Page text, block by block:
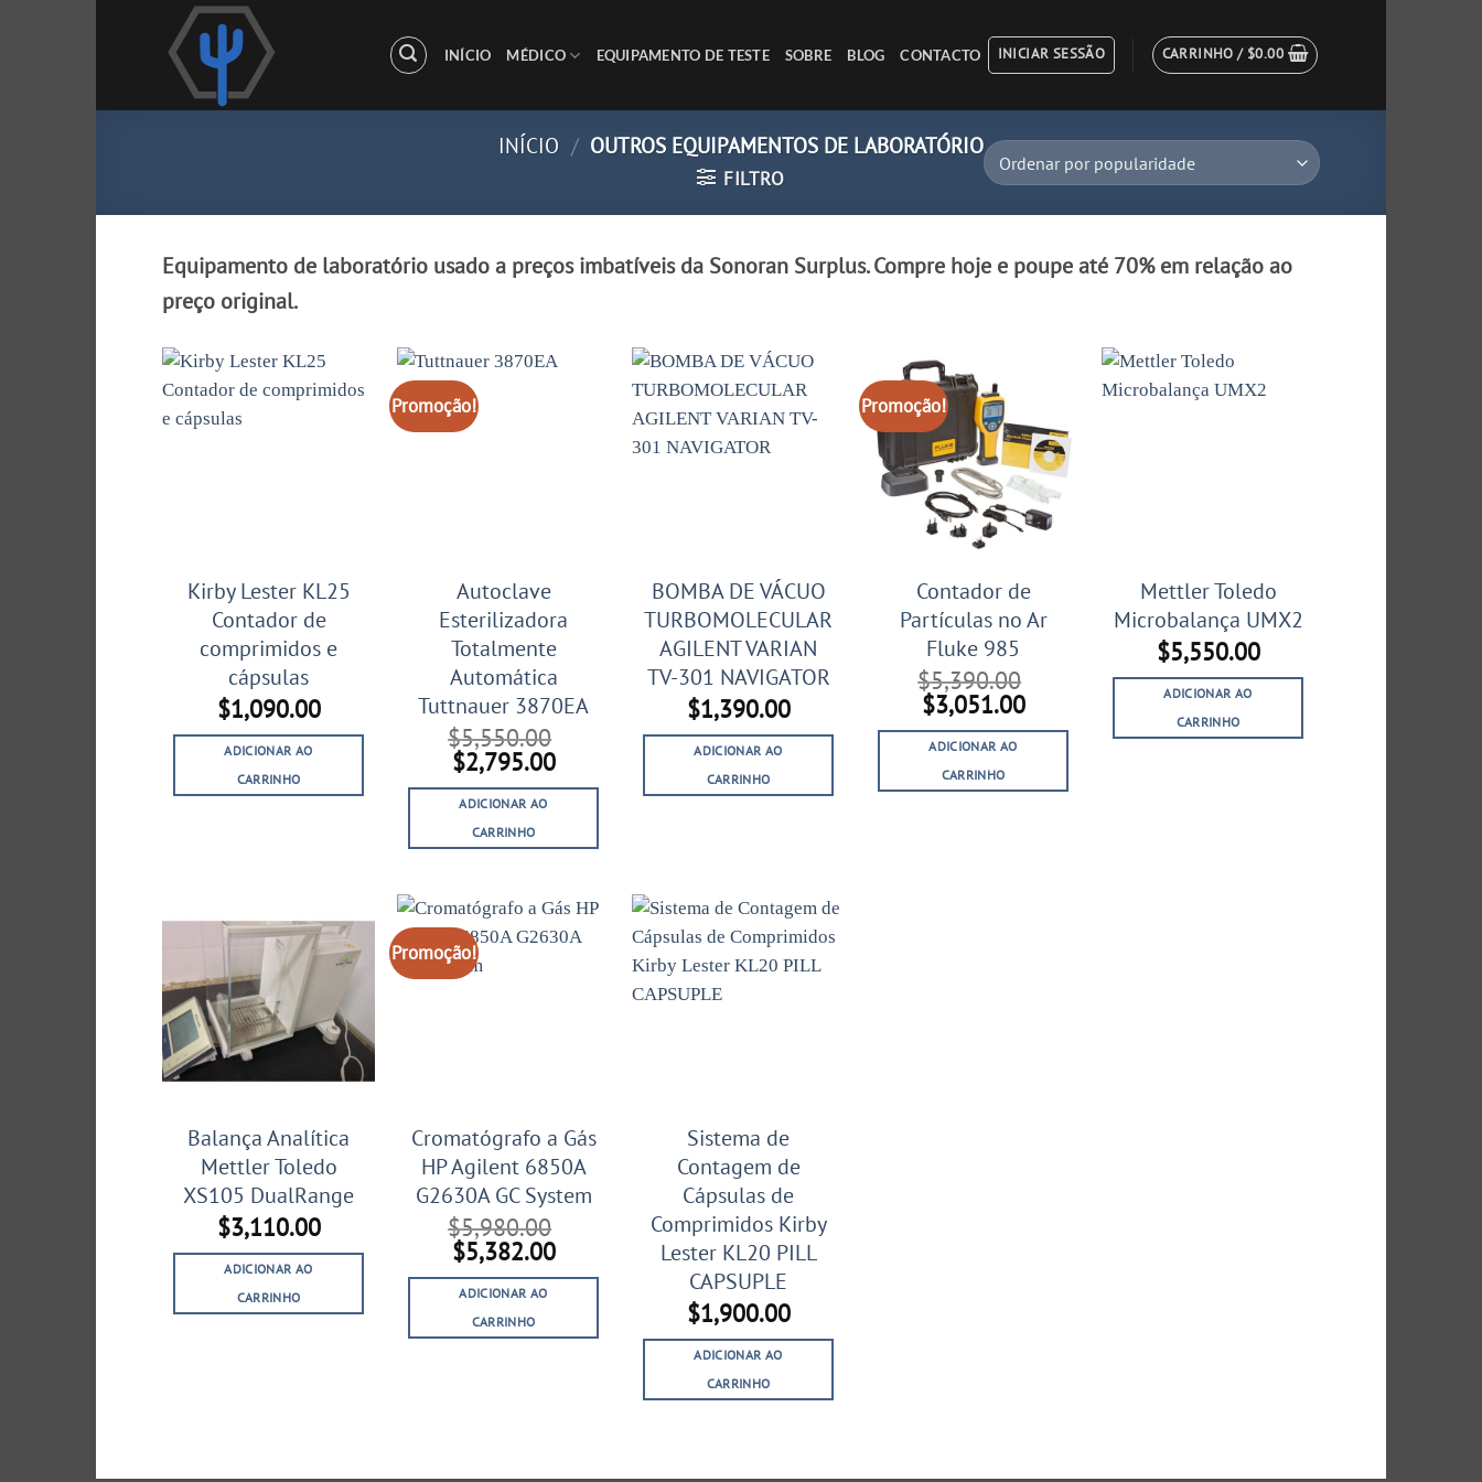
INÍCIO MÉDICO EQUIPAMENTO DE TESTE SOBRE BLOG CONTACTO INICIAR SESSÃO CARRINHO / $0.00
INÍCIO / OUTROS EQUIPAMENTOS DE LABORATÓRIO
FILTRO
Equipamento de laboratório usado a preços imbatíveis da Sonoran Surplus. Compre hoje e poupe até 70% em relação ao
preço original.
Kirby Lester KL25
Contador de
comprimidos e
cápsulas
$1,090.00
ADICIONAR AO
CARRINHO
Promoção!
Autoclave
Esterilizadora
Totalmente
Automática
Tuttnauer 3870EA
$5,550.00
O
preço
original
era:
$5,550.00.
$2,795.00O
preço
$2,795.00.
ADICIONAR AO
CARRINHO
BOMBA DE VÁCUO
TURBOMOLECULAR
AGILENT VARIAN
TV-301 NAVIGATOR
$1,390.00
ADICIONAR AO
CARRINHO
Promoção!
Contador de
Partículas no Ar
Fluke 985
$5,390.00
O
preço
original
era:
$5,390.00.
$3,051.00O
preço
$3,051.00.
ADICIONAR AO
CARRINHO
Mettler Toledo
Microbalança UMX2
$5,550.00
ADICIONAR AO
CARRINHO
Balança Analítica
Mettler Toledo
XS105 DualRange
$3,110.00
ADICIONAR AO
CARRINHO
Promoção!
Cromatógrafo a Gás
HP Agilent 6850A
G2630A GC System
$5,980.00
O
preço
original
era:
$5,980.00.
$5,382.00O
preço
$5,382.00.
ADICIONAR AO
CARRINHO
Sistema de
Contagem de
Cápsulas de
Comprimidos Kirby
Lester KL20 PILL
CAPSUPLE
$1,900.00
ADICIONAR AO
CARRINHO